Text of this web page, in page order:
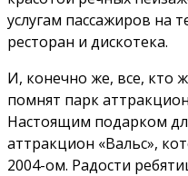
услугам пассажиров на
ресторан и дискотека.
И, конечно же, все, кто
помнят парк
Настоящим подарком
аттракцион «Вальс»,
2004-ом. Радости